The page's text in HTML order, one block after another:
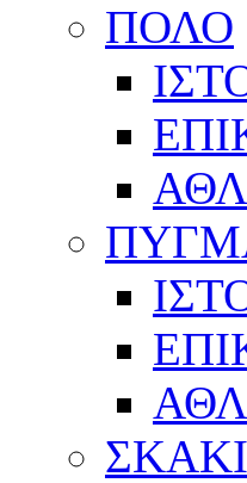
ΠΟΛΟ
ΣΚΑΚΙ